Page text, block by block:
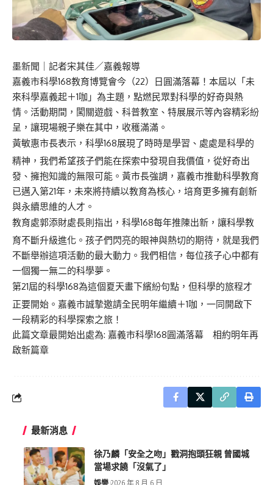
墨新聞 ｜記者宋其佳／嘉義報導
嘉義市科學168教育博覽會今（22）日圓滿落幕！本屆以「未
來科學嘉義起＋1咖」為主題，點燃民眾對科學的好奇與熱
情。活動期間，闖關遊戲、科普教室、特展展示等內容精彩紛
呈，讓現場親子樂在其中，收穫滿滿。
黃敏惠市長表示，科學168展現了時時是學習、處處是科學的
精神，我們希望孩子們能在探索中發現自我價值，從好奇出
發、擁抱知識的無限可能。黃市長強調，嘉義市推動科學教育
已邁入第21年，未來將持續以教育為核心，培育更多擁有創新
與永續思維的人才。
教育處郭添財處長則指出，科學168每年推陳出新，讓科學教
育不斷升級進化。孩子們閃亮的眼神與熱切的期待，就是我們
不斷舉辦這項活動的最大動力。我們相信，每位孩子心中都有
一個獨一無二的科學夢。
第21屆的科學168為這個夏天畫下繽紛句點，但科學的旅程才
正要開始。嘉義市誠摯邀請全民明年繼續＋1咖，一同開啟下
一段精彩的科學探索之旅！
此篇文章最開始出處為: 嘉義市科學168圓滿落幕 相約明年再
啟新篇章
最新消息
徐乃麟「安全之吻」戳洞抱頭狂親 曾國城
當場求饒「沒氣了」
娛樂 2026 年 8 月 6 日